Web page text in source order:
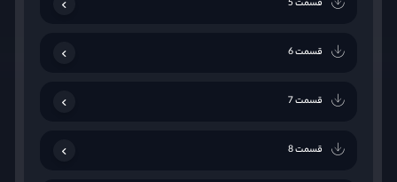
قسمت 5
قسمت 6
قسمت 7
قسمت 8